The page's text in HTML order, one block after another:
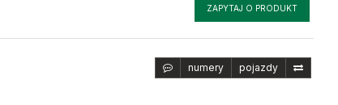
ZAPYTAJ O PRODUKT
numery pojazdy